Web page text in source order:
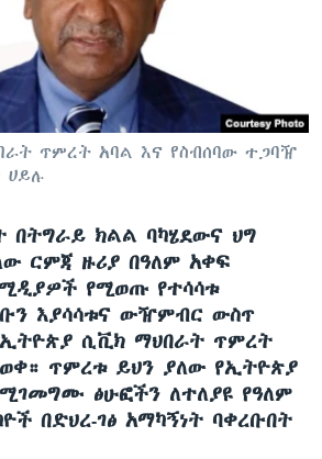
ጥምረት አባል እና የስብሰባው ተጋባዥ
ሀይሉ
በትግራይ ክልል ባካሄደውና ህግ
ርምጃ ዙሪያ በዓለም አቀፍ
የሚወጡ የተሳሳቱ
እያሳሳቱና ውዥምብር ውስጥ
ሲቪክ ማህበራት ጥምረት
ጥምረቱ ይህን ያለው የኢትዮጵያ
ፅሁፎችን ለተለያዩ የዓለም
በድህረ-ገፅ አማካኝነት ባቀረቡበት